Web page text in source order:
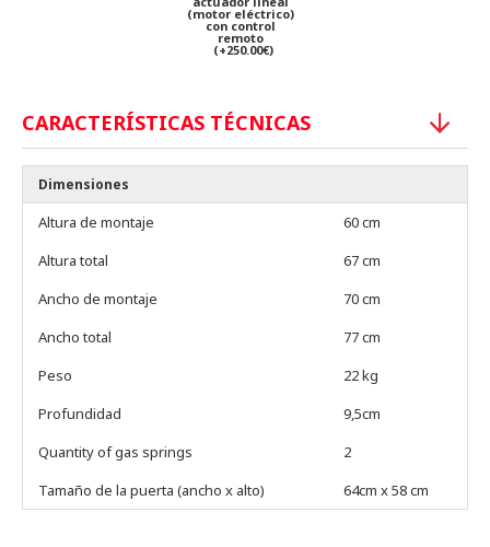
(motor eléctrico)
con control
remoto
(+250.00€)
CARACTERÍSTICAS TÉCNICAS
Dimensiones
Altura de montaje
60 cm
Altura total
67 cm
Ancho de montaje
70 cm
Ancho total
77 cm
Peso
22 kg
Profundidad
9,5cm
Quantity of gas springs
2
Tamaño de la puerta (ancho x alto)
64cm x 58 cm